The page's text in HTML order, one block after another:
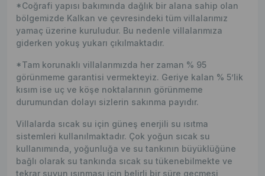
*Coğrafi yapısı bakımında dağlık bir alana sahip olan
bölgemizde Kalkan ve çevresindeki tüm villalarımız
yamaç üzerine kuruludur. Bu nedenle villalarımıza
giderken yokuş yukarı çıkılmaktadır.
*Tam korunaklı villalarımızda her zaman % 95
görünmeme garantisi vermekteyiz. Geriye kalan % 5’lik
kısım ise uç ve köşe noktalarının görünmeme
durumundan dolayı sizlerin sakınma payıdır.
Villalarda sıcak su için güneş enerjili su ısıtma
sistemleri kullanılmaktadır. Çok yoğun sıcak su
kullanımında, yoğunluğa ve su tankının büyüklüğüne
bağlı olarak su tankında sıcak su tükenebilmekte ve
tekrar suyun ısınması için belirli bir süre geçmesi